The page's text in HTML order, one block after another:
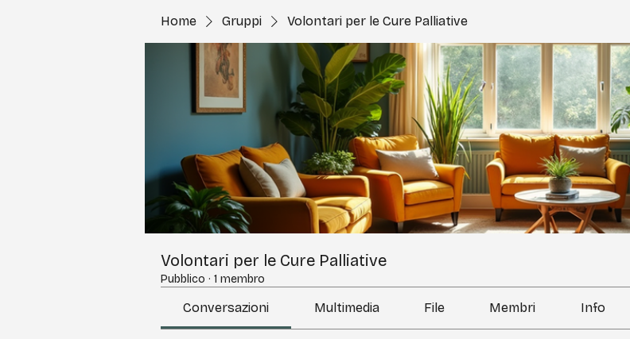
Home Gruppi Volontari per le Cure Palliative
Volontari per le Cure Palliative
Pubblico · 1 membro
Conversazioni Multimedia File Membri Info